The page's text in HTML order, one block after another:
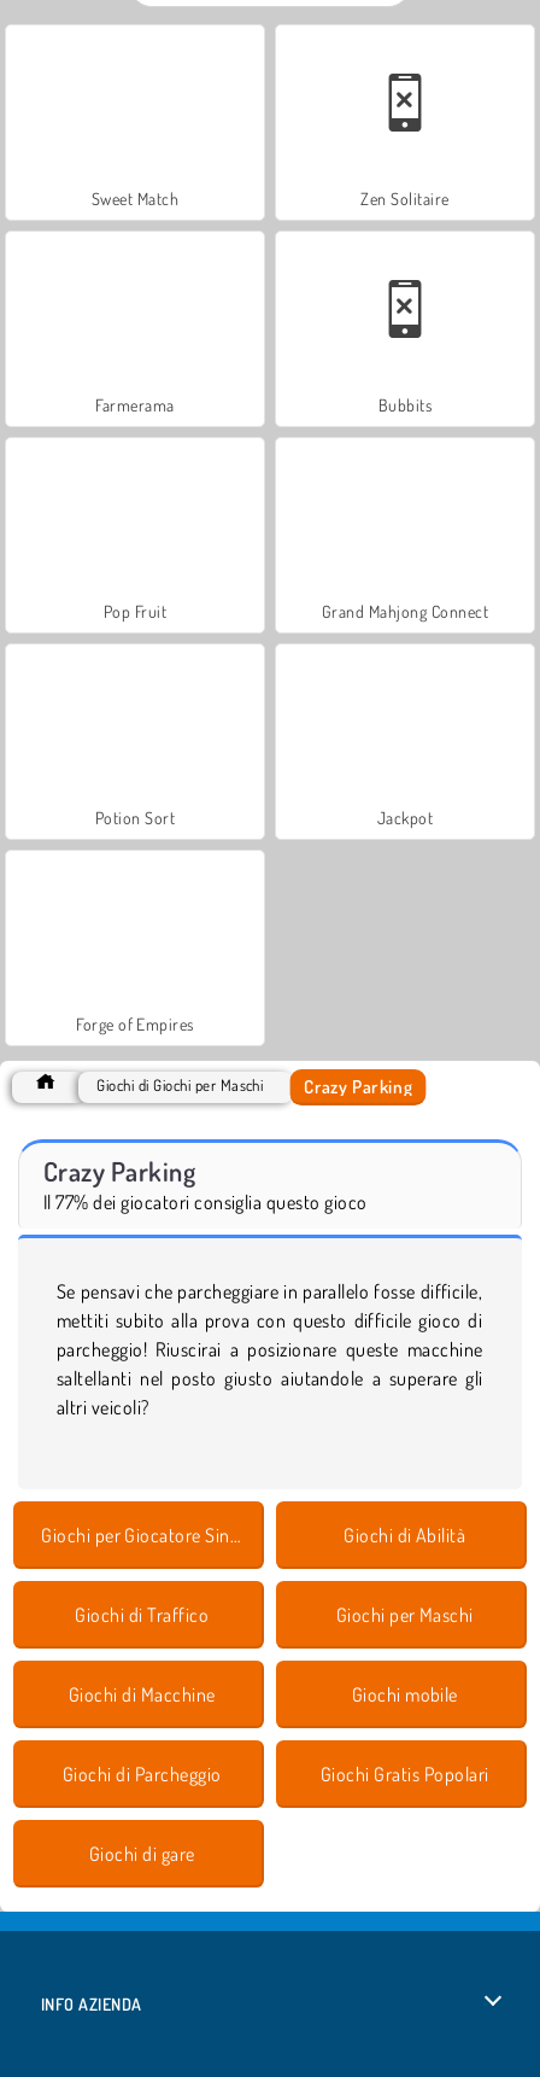
Sweet Match Zen Solitaire
Farmerama Bubbits
Pop Fruit Grand Mahjong Connect
Potion Sort Jackpot
Forge of Empires
Giochi di Giochi per Maschi Crazy Parking
Crazy Parking
Il 77% dei giocatori consiglia questo gioco
Se pensavi che parcheggiare in parallelo fosse difficile,
mettiti subito alla prova con questo difficile gioco di
parcheggio! Riuscirai a posizionare queste macchine
saltellanti nel posto giusto aiutandole a superare gli
altri veicoli?
Giochi per Giocatore Singolo Giochi di Abilità
Giochi di Traffico Giochi per Maschi
Giochi di Macchine Giochi mobile
Giochi di Parcheggio Giochi Gratis Popolari
Giochi di gare
INFO AZIENDA